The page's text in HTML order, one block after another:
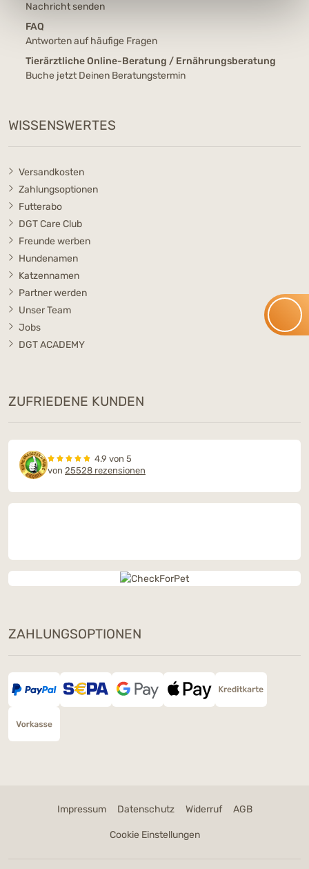
Nachricht senden
FAQ
Antworten auf häufige Fragen
Tierärztliche Online-Beratung / Ernährungsberatung
Buche jetzt Deinen Beratungstermin
WISSENSWERTES
Versandkosten
Zahlungsoptionen
Futterabo
DGT Care Club
Freunde werben
Hundenamen
Katzennamen
Partner werden
Unser Team
Jobs
DGT ACADEMY
ZUFRIEDENE KUNDEN
4.9 von 5
von 25528 rezensionen
ZAHLUNGSOPTIONEN
Impressum Datenschutz Widerruf AGB
Cookie Einstellungen